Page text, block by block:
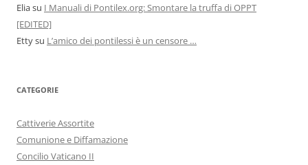
Eliasu I Manuali di Pontilex.org: Smontare la truffa di OPPT
[EDITED]
Ettysu L’amico dei pontilessi è un censore …
CATEGORIE
Cattiverie Assortite
Comunione e Diffamazione
Concilio Vaticano II